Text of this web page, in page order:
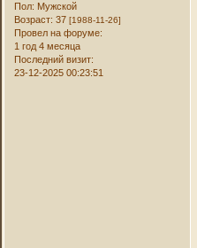
Пол: Мужской
Возраст: 37[1988-11-26]
Провел на форуме:
1 год 4 месяца
Последний визит:
23-12-2025 00:23:51